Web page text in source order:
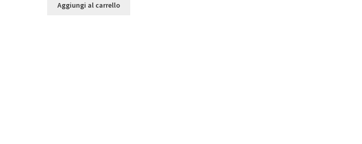
Aggiungi al carrello